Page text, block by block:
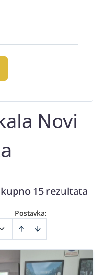
Novi
15 rezultata
Postavka: